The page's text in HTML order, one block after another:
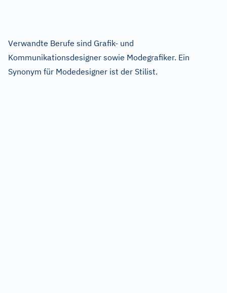
Verwandte Berufe sind Grafik- und
Kommunikationsdesigner sowie Modegrafiker. Ein
Synonym für Modedesigner ist der Stilist.